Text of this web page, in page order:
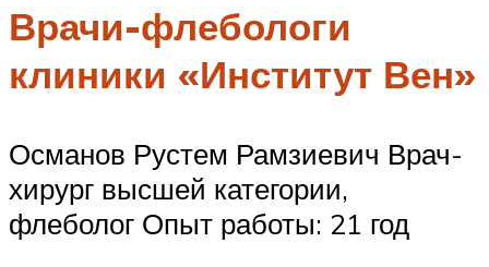
Врачи-флебологи
клиники «Институт Вен»
Османов Рустем Рамзиевич Врач-
хирург высшей категории,
флеболог Опыт работы: 21 год